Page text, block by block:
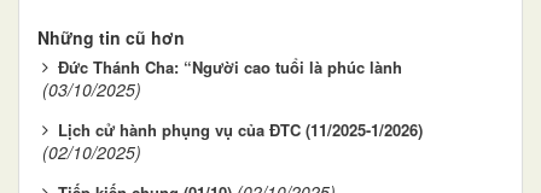
Những tin cũ hơn
Đức Thánh Cha: “Người cao tuổi là phúc lành
(03/10/2025)
Lịch cử hành phụng vụ của ĐTC (11/2025-1/2026)
(02/10/2025)